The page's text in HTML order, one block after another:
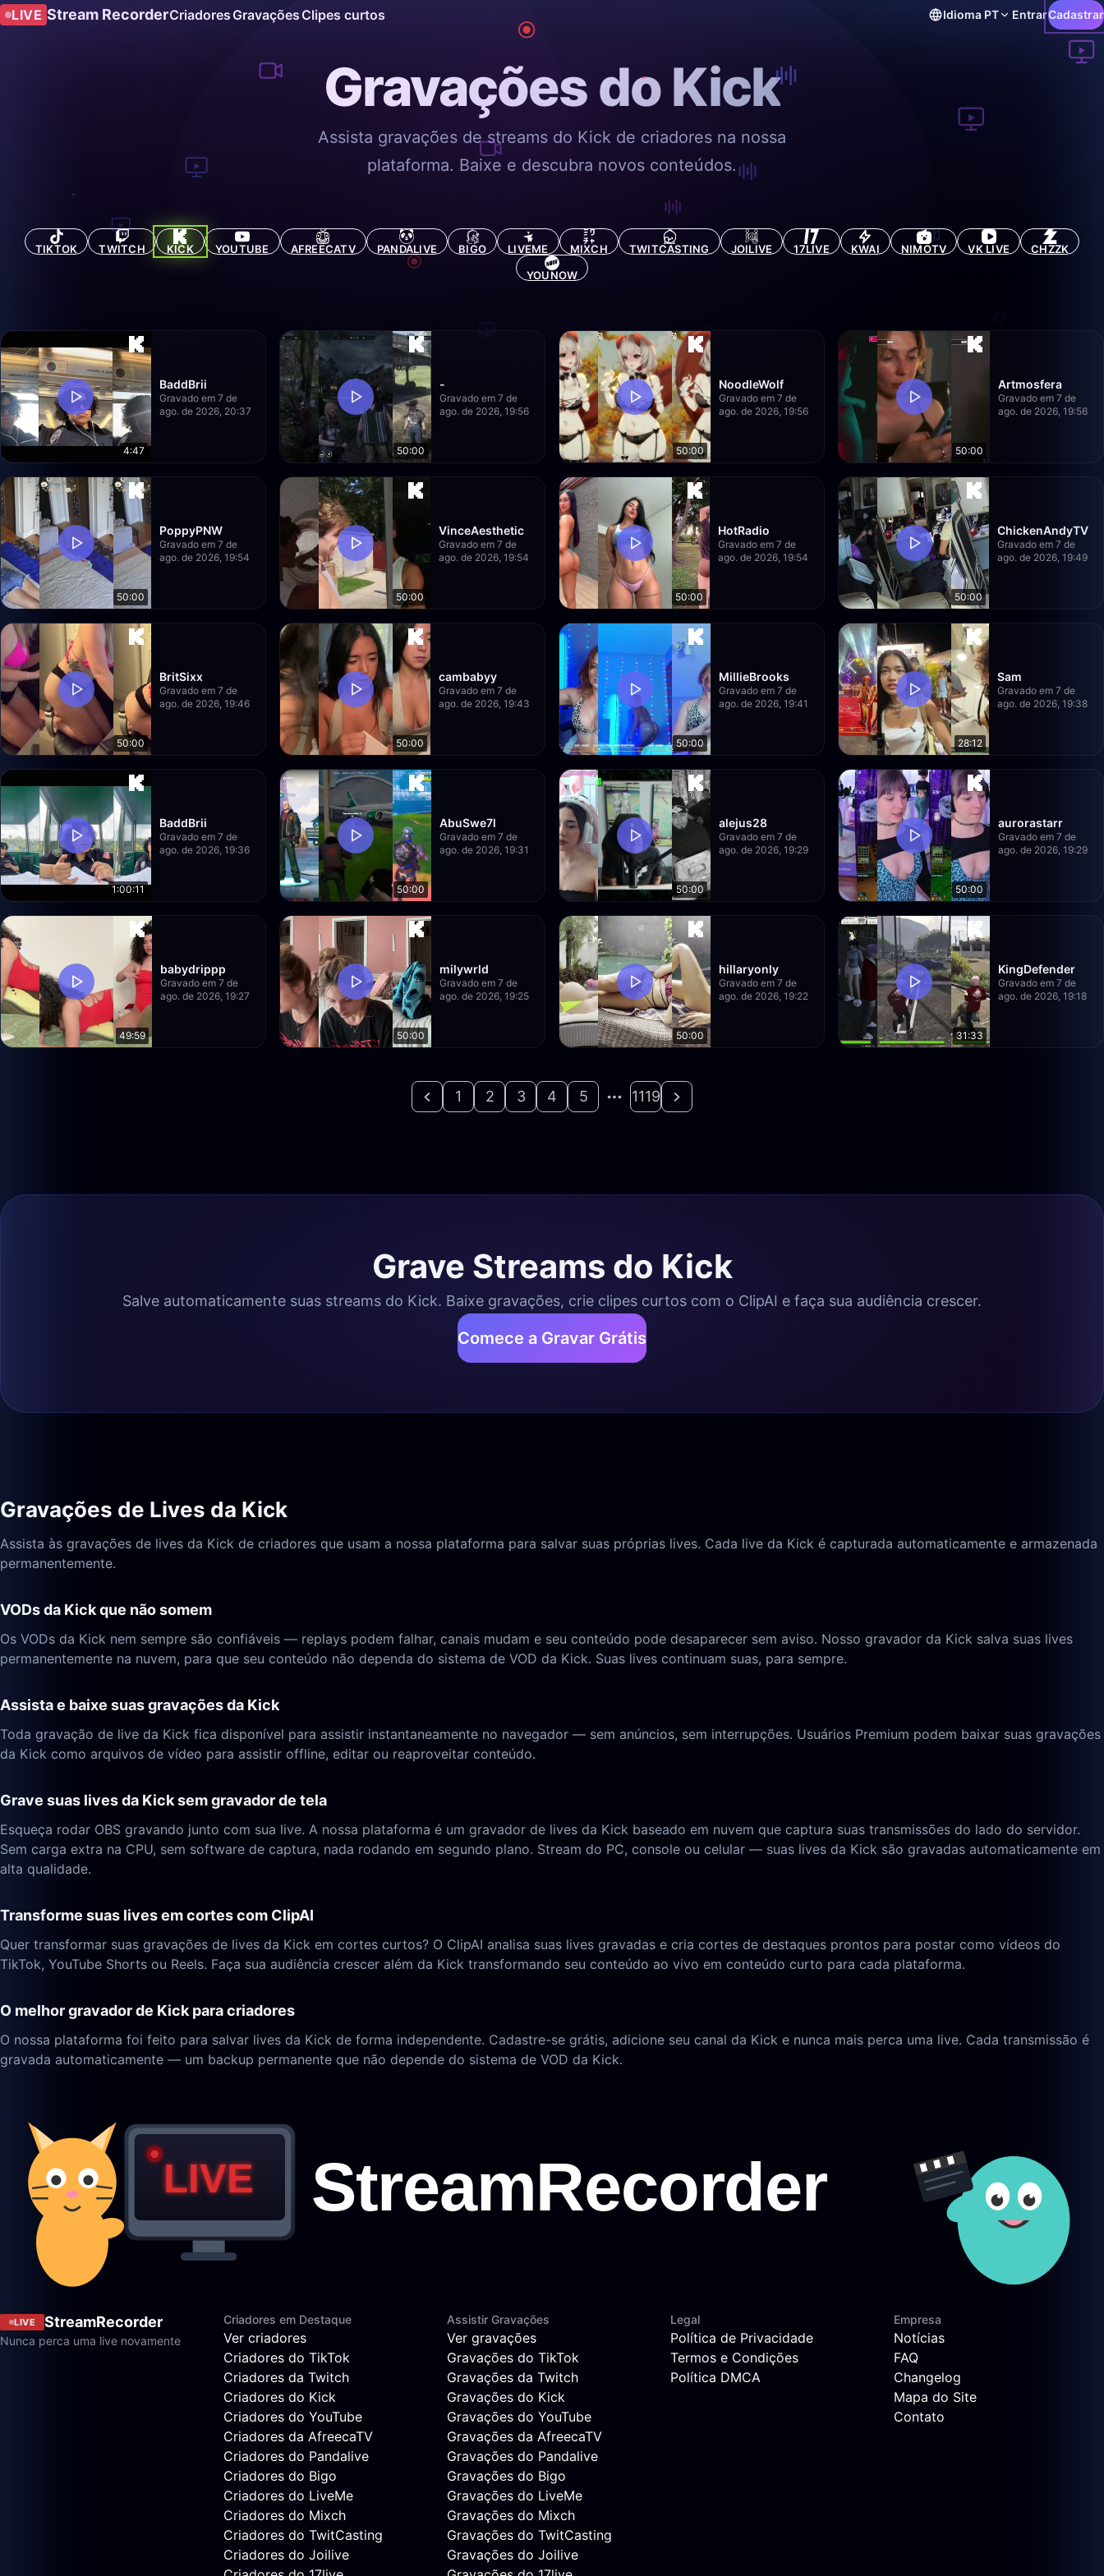
LIVE Stream RecorderCriadores Gravações Clipes curtos Idioma PT EntrarCadastrar
Gravações do Kick
Assista gravações de streams do Kick de criadores na nossa
plataforma. Baixe e descubra novos conteúdos.
TIKTOK TWITCH KICK YOUTUBE AFREECATV PANDALIVE BIGO LIVEME MIXCH TWITCASTING JOILIVE 17LIVE KWAI NIMOTV VK LIVE
CHZZK
YOUNOW
4:47
BaddBrii
Gravado em 7 de
ago. de 2026, 20:37
50:00
-
Gravado em 7 de
ago. de 2026, 19:56
50:00
NoodleWolf
Gravado em 7 de
ago. de 2026, 19:56
50:00
Artmosfera
Gravado em 7 de
ago. de 2026, 19:56
50:00
PoppyPNW
Gravado em 7 de
ago. de 2026, 19:54
50:00
VinceAesthetic
Gravado em 7 de
ago. de 2026, 19:54
50:00
HotRadio
Gravado em 7 de
ago. de 2026, 19:54
50:00
ChickenAndyTV
Gravado em 7 de
ago. de 2026, 19:49
50:00
BritSixx
Gravado em 7 de
ago. de 2026, 19:46
50:00
cambabyy
Gravado em 7 de
ago. de 2026, 19:43
50:00
MillieBrooks
Gravado em 7 de
ago. de 2026, 19:41
28:12
Sam
Gravado em 7 de
ago. de 2026, 19:38
1:00:11
BaddBrii
Gravado em 7 de
ago. de 2026, 19:36
50:00
AbuSwe7l
Gravado em 7 de
ago. de 2026, 19:31
50:00
alejus28
Gravado em 7 de
ago. de 2026, 19:29
50:00
aurorastarr
Gravado em 7 de
ago. de 2026, 19:29
49:59
babydrippp
Gravado em 7 de
ago. de 2026, 19:27
50:00
milywrld
Gravado em 7 de
ago. de 2026, 19:25
50:00
hillaryonly
Gravado em 7 de
ago. de 2026, 19:22
31:33
KingDefender
Gravado em 7 de
ago. de 2026, 19:18
1 2 3 4 5 1119
Grave Streams do Kick
Salve automaticamente suas streams do Kick. Baixe gravações, crie clipes curtos com o ClipAI e faça sua audiência crescer.
Comece a Gravar Grátis
Gravações de Lives da Kick
Assista às gravações de lives da Kick de criadores que usam a nossa plataforma para salvar suas próprias lives. Cada live da Kick é capturada automaticamente e armazenada
permanentemente.
VODs da Kick que não somem
Os VODs da Kick nem sempre são confiáveis — replays podem falhar, canais mudam e seu conteúdo pode desaparecer sem aviso. Nosso gravador da Kick salva suas lives
permanentemente na nuvem, para que seu conteúdo não dependa do sistema de VOD da Kick. Suas lives continuam suas, para sempre.
Assista e baixe suas gravações da Kick
Toda gravação de live da Kick fica disponível para assistir instantaneamente no navegador — sem anúncios, sem interrupções. Usuários Premium podem baixar suas gravações
da Kick como arquivos de vídeo para assistir offline, editar ou reaproveitar conteúdo.
Grave suas lives da Kick sem gravador de tela
Esqueça rodar OBS gravando junto com sua live. A nossa plataforma é um gravador de lives da Kick baseado em nuvem que captura suas transmissões do lado do servidor.
Sem carga extra na CPU, sem software de captura, nada rodando em segundo plano. Stream do PC, console ou celular — suas lives da Kick são gravadas automaticamente em
alta qualidade.
Transforme suas lives em cortes com ClipAI
Quer transformar suas gravações de lives da Kick em cortes curtos? O ClipAI analisa suas lives gravadas e cria cortes de destaques prontos para postar como vídeos do
TikTok, YouTube Shorts ou Reels. Faça sua audiência crescer além da Kick transformando seu conteúdo ao vivo em conteúdo curto para cada plataforma.
O melhor gravador de Kick para criadores
O nossa plataforma foi feito para salvar lives da Kick de forma independente. Cadastre-se grátis, adicione seu canal da Kick e nunca mais perca uma live. Cada transmissão é
gravada automaticamente — um backup permanente que não depende do sistema de VOD da Kick.
LIVE StreamRecorder
Nunca perca uma live novamente
Criadores em Destaque
Ver criadores
Criadores do TikTok
Criadores da Twitch
Criadores do Kick
Criadores do YouTube
Criadores da AfreecaTV
Criadores do Pandalive
Criadores do Bigo
Criadores do LiveMe
Criadores do Mixch
Criadores do TwitCasting
Criadores do Joilive
Assistir Gravações
Ver gravações
Gravações do TikTok
Gravações da Twitch
Gravações do Kick
Gravações do YouTube
Gravações da AfreecaTV
Gravações do Pandalive
Gravações do Bigo
Gravações do LiveMe
Gravações do Mixch
Gravações do TwitCasting
Gravações do Joilive
Legal
Política de Privacidade
Termos e Condições
Política DMCA
Empresa
Notícias
FAQ
Changelog
Mapa do Site
Contato